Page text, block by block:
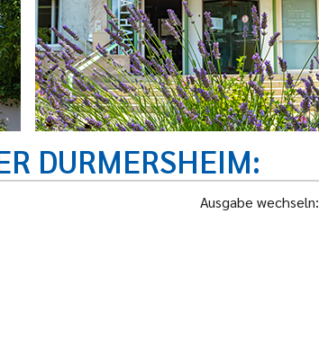
DURMERSHEIM
Ausgabe wechseln: